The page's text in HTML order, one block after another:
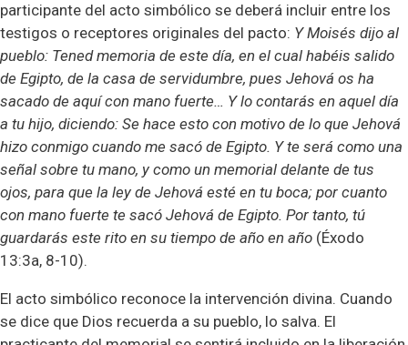
participante del acto simbólico se deberá incluir entre los
testigos o receptores originales del pacto: Y Moisés dijo al
pueblo: Tened memoria de este día, en el cual habéis salido
de Egipto, de la casa de servidumbre, pues Jehová os ha
sacado de aquí con mano fuerte… Y lo contarás en aquel día
a tu hijo, diciendo: Se hace esto con motivo de lo que Jehová
hizo conmigo cuando me sacó de Egipto. Y te será como una
señal sobre tu mano, y como un memorial delante de tus
ojos, para que la ley de Jehová esté en tu boca; por cuanto
con mano fuerte te sacó Jehová de Egipto. Por tanto, tú
guardarás este rito en su tiempo de año en año (Éxodo
13:3a, 8-10).
El acto simbólico reconoce la intervención divina. Cuando
se dice que Dios recuerda a su pueblo, lo salva. El